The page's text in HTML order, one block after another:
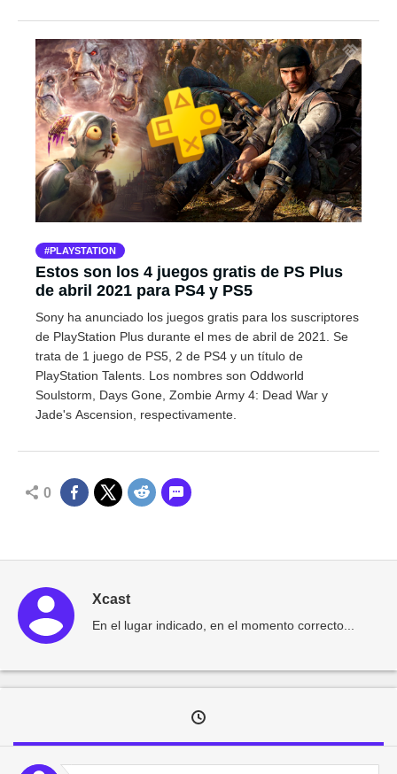
PLAYSTATION
Estos son los 4 juegos gratis de PS Plus
de abril 2021 para PS4 y PS5
Sony ha anunciado los juegos gratis para los suscriptores
de PlayStation Plus durante el mes de abril de 2021. Se
trata de 1 juego de PS5, 2 de PS4 y un título de
PlayStation Talents. Los nombres son Oddworld
Soulstorm, Days Gone, Zombie Army 4: Dead War y
Jade's Ascension, respectivamente.
0
Xcast
En el lugar indicado, en el momento correcto...